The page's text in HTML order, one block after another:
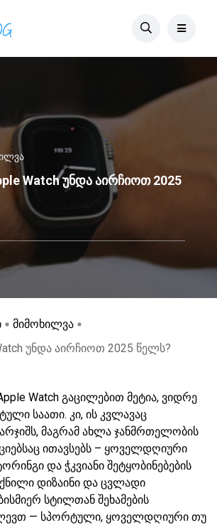
Watch უნდა აირჩიოთ 2025
მიმოხილვა
უნდა აირჩიოთ 2025 წელს?
Watch გაცილებით მეტია, ვიდრე
საათი. კი, ის კვლავაც
მაგრამ ახლა ჯანმრთელობის
ითავსებს – ყოველდღიური
და ჭკვიანი შეტყობინებების
დიზაინი და ცვლადი
სტილთან შეხამების
— სპორტული, ყოველდღიური თუ